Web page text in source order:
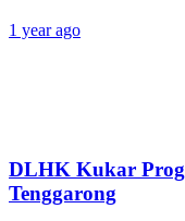
1 year ago
DLHK Kukar
Tenggarong